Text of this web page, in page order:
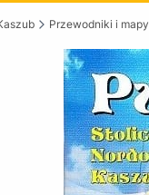
Przewodniki i mapy